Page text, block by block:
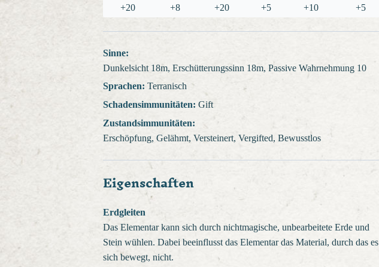
+20
+8 +20 +5 +10 +5
Sinne:
Dunkelsicht 18m, Erschütterungssinn 18m, Passive Wahrnehmung 10
Sprachen: Terranisch
Schadensimmunitäten: Gift
Zustandsimmunitäten:
Erschöpfung, Gelähmt, Versteinert, Vergifted, Bewusstlos
Eigenschaften
Erdgleiten
Das Elementar kann sich durch nichtmagische, unbearbeitete Erde und
Stein wühlen. Dabei beeinflusst das Elementar das Material, durch das es
sich bewegt, nicht.